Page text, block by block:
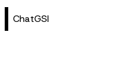
ChatGSI